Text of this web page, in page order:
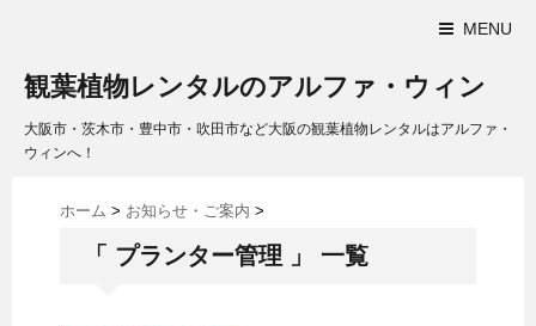
MENU
観葉植物レンタルのアルファ・ウィン
大阪市・茨木市・豊中市・吹田市など大阪の観葉植物レンタルはアルファ・
ウィンへ！
ホーム > お知らせ・ご案内 >
「 プランター管理 」 一覧